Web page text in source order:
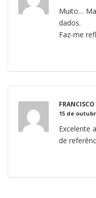
Muito…
dados.
Faz-me
15 de
Excelente
de